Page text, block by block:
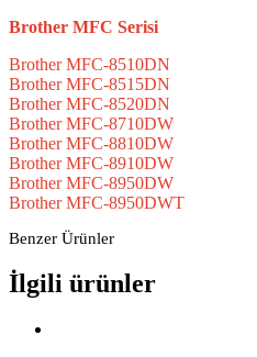
Brother MFC Serisi
Brother MFC-8510DN
Brother MFC-8515DN
Brother MFC-8520DN
Brother MFC-8710DW
Brother MFC-8810DW
Brother MFC-8910DW
Brother MFC-8950DW
Brother MFC-8950DWT
Benzer Ürünler
İlgili ürünler